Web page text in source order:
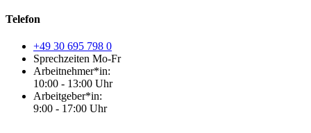
Telefon
+49 30 695 798 0
Sprechzeiten Mo-Fr
Arbeitnehmer*in:
10:00 - 13:00 Uhr
Arbeitgeber*in:
9:00 - 17:00 Uhr